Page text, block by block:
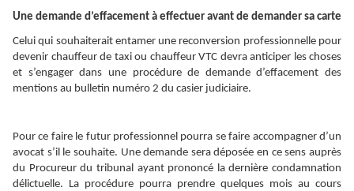
Une demande d’effacement à effectuer avant de demander sa carte
Celui qui souhaiterait entamer une reconversion professionnelle pour
devenir chauffeur de taxi ou chauffeur VTC devra anticiper les choses
et s’engager dans une procédure de demande d’effacement des
mentions au bulletin numéro 2 du casier judiciaire.
Pour ce faire le futur professionnel pourra se faire accompagner d’un
avocat s’il le souhaite. Une demande sera déposée en ce sens auprès
du Procureur du tribunal ayant prononcé la dernière condamnation
délictuelle. La procédure pourra prendre quelques mois au cours